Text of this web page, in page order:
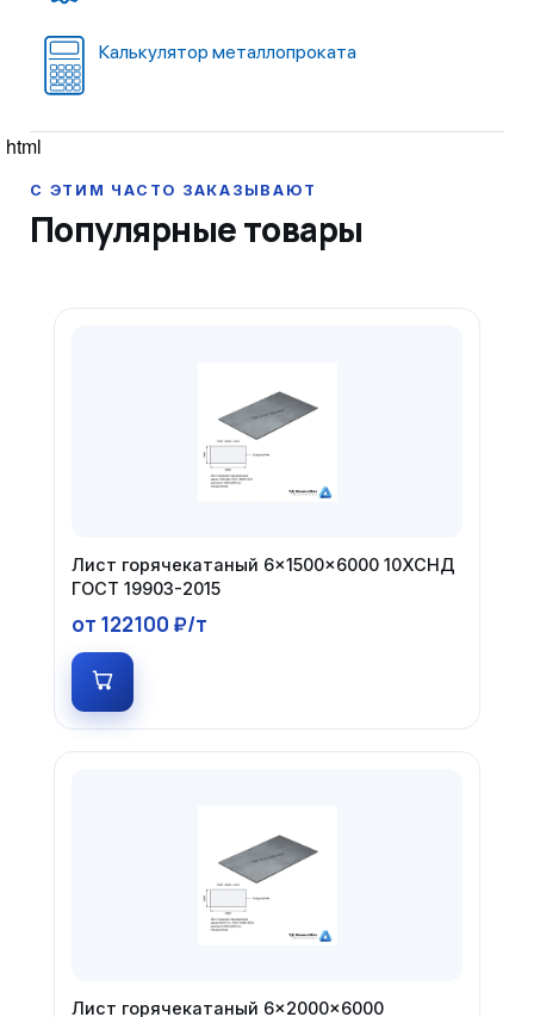
Калькулятор металлопроката
html
Популярные товары
Лист горячекатаный 6×1500×6000 10ХСНД
ГОСТ 19903-2015
от 122100 ₽/т
Лист горячекатаный 6×2000×6000